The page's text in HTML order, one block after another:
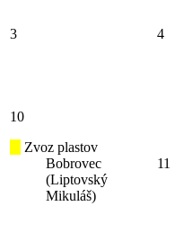
3 4
10
Zvoz plastov
Bobrovec
(Liptovský
Mikuláš)
11